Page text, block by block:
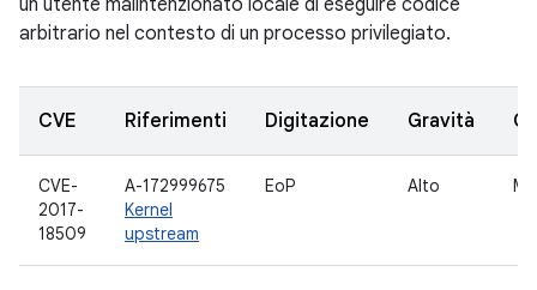
un utente malintenzionato locale di eseguire codice
arbitrario nel contesto di un processo privilegiato.
CVE Riferimenti Digitazione Gravità
CVE-
2017-
18509
A-172999675
Kernel
upstream
EoP Alto